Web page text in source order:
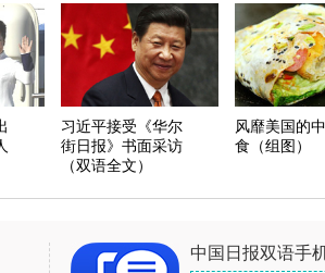
习近平接受《华尔
街日报》书面采访
（双语全文）
风靡美国的
食（组图）
中国日报双语手